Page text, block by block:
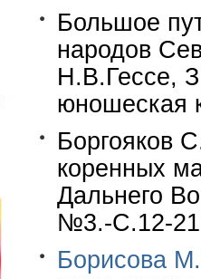
Большое
народов
Н.В.Гессе,
юношеская
Боргояков
коренных
Дальнего
№3.-С.12-
Борисова